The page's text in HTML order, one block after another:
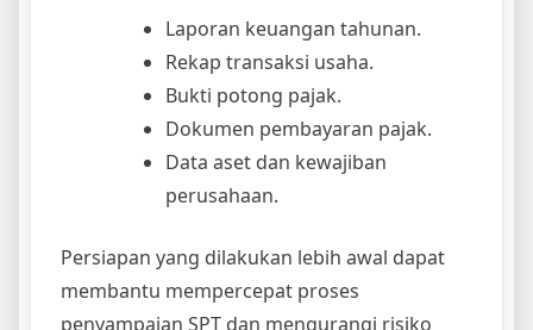
Laporan keuangan tahunan.
Rekap transaksi usaha.
Bukti potong pajak.
Dokumen pembayaran pajak.
Data aset dan kewajiban
perusahaan.
Persiapan yang dilakukan lebih awal dapat
membantu mempercepat proses
penyampaian SPT dan mengurangi risiko